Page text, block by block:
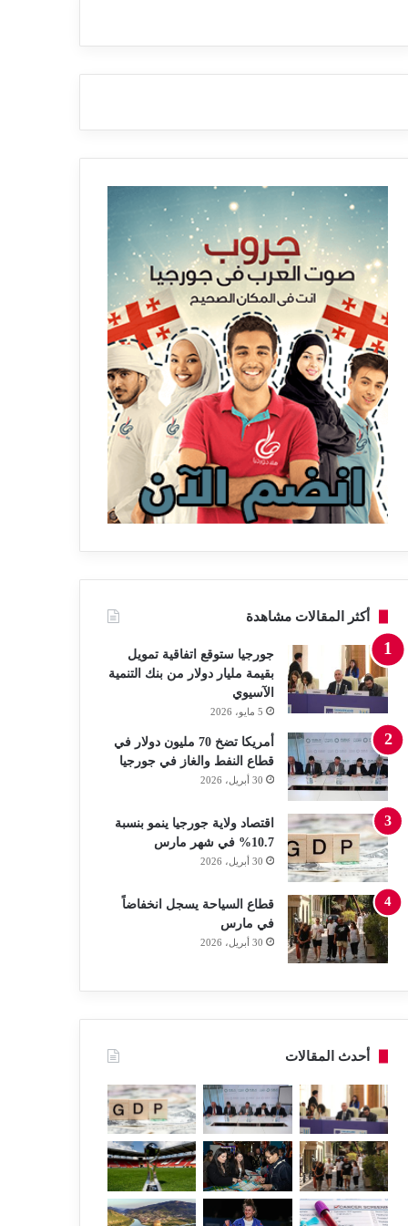
أكثر المقالات مشاهدة
جورجيا ستوقع اتفاقية تمويل
بقيمة مليار دولار من بنك التنمية
الآسيوي
5 مايو، 2026
أمريكا تضخ 70 مليون دولار في
قطاع النفط والغاز في جورجيا
30 أبريل، 2026
اقتصاد ولاية جورجيا ينمو بنسبة
10.7% في شهر مارس
30 أبريل، 2026
قطاع السياحة يسجل انخفاضاً
في مارس
30 أبريل، 2026
أحدث المقالات